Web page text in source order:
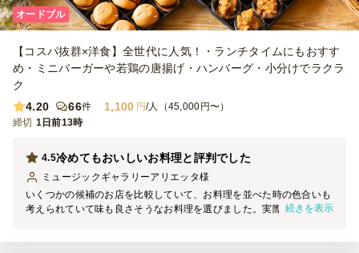
配送エリアによる違いなのだと思いますが、もう少し利用しやすい金
額設定になると、さらに注文しやすくなると感じました。 【雰囲
のを気軽に選べるのがとても良かったです。テーブルに並べるだけで
彩りが良く、見た目も華やかになり、ホームパーティの雰囲気を一気
パ】 一人当たりの金額を考えると、とてもコストパフォーマンスが
高いと思います。料理の種類が多く、見た目の華やかさもあり、準備
値がありました。自分たちでこれだけの種類を用意するのは大変なの
で、特別な日や来客時には十分利用する価値があると感じました。
オードブル
【コスパ抜群×洋食】全世代に人気！・ランチタイムにもおすす
め・ミニバーガーや若鶏の唐揚げ・ハンバーグ・小分けでラクラ
ク
4.20
66件 1,100 円/人（45,000円〜）
締切 1日前13時
冷めてもおいしいお料理と評判でした
4.5
ミュージックギャラリーアリエッタ様
いくつかの候補のお店を比較していて、お料理を並べた時の色合いも
考えられていて味も良さそうなお料理を選びました。実際皆様から
続きを表示